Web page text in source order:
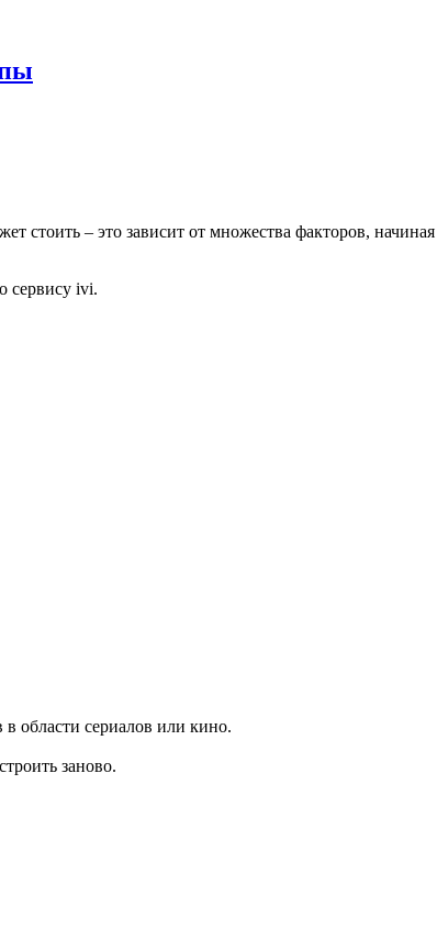
стоить – это зависит от множества факторов,
сервису ivi.
области сериалов или кино.
заново.